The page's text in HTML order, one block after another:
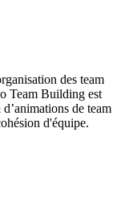
des team
Team Building est
de team
d'équipe.